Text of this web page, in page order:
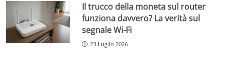
Il trucco della moneta sul router
funziona davvero? La verità sul
segnale Wi-Fi
23 Luglio 2026